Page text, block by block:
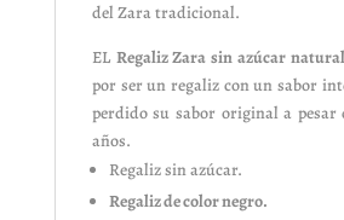
del Zara tradicional.
EL Regaliz Zara sin azúcar natural
por ser un regaliz con un sabor
perdido su sabor original a pesar
años.
Regaliz sin azúcar.
Regaliz de color negro.